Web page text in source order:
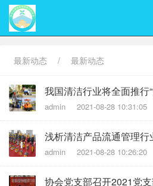
最新动态 / 最新动态
admin 2021-08-28 10:31:05
admin 2021-08-28 10:26:20